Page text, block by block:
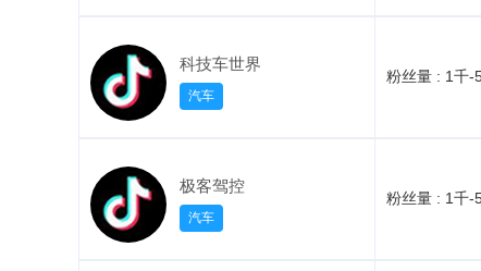
科技车世界
汽车
粉丝量 : 1千-
极客驾控
汽车
粉丝量 : 1千-